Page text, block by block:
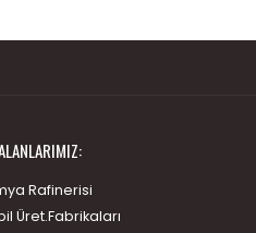
Rafinerisi
Üret.Fabrikaları